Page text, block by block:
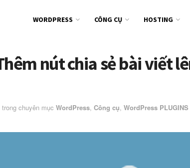
WORDPRESS CÔNG CỤ HOSTING
nút chia sẻ bài viết
trong chuyên mục WordPress, Công cụ, WordPress PLUGINS